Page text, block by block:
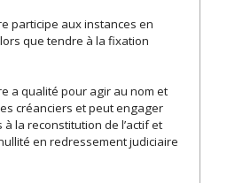
participe aux instances en
que tendre à la fixation
a qualité pour agir au nom et
créanciers et peut engager
la reconstitution de l’actif et
en redressement judiciaire